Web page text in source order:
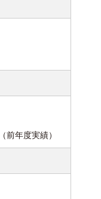
年度実績）